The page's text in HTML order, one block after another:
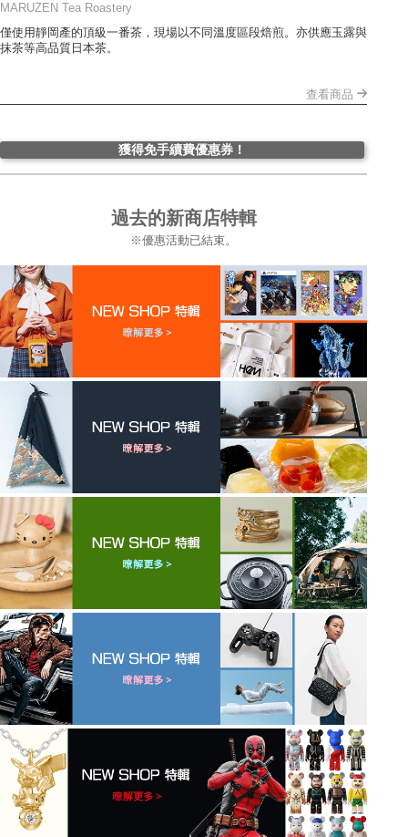
MARUZEN Tea Roastery
僅使用靜岡產的頂級一番茶，現場以不同溫度區段焙煎。亦供應玉露與
抹茶等高品質日本茶。
查看商品
獲得免手續費優惠券！
過去的新商店特輯
※優惠活動已結束。